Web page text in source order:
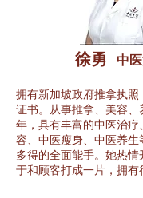
徐勇 中
拥有新加坡政府推拿执照
证书。从事推拿、美容、
年，具有丰富的中医治疗
容、中医瘦身、中医养生
多得的全面能手。她热
于和顾客打成一片，拥有